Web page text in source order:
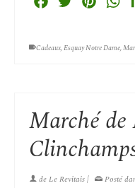
Cadeaux,Esquay Notre Dame,
Marché de
deLe Revitais| Posté